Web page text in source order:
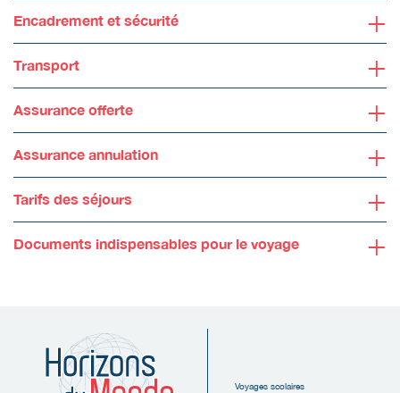
Encadrement et sécurité +
Transport +
Assurance offerte +
Assurance annulation +
Tarifs des séjours +
Documents indispensables pour le voyage +
Voyages scolaires